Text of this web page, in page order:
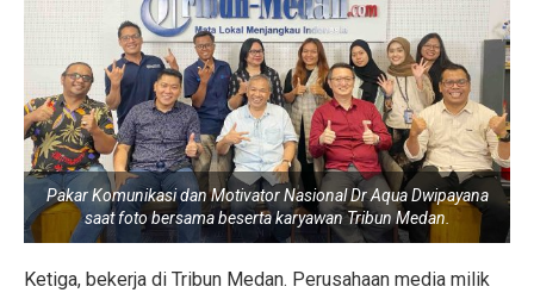
Pakar Komunikasi dan Motivator Nasional Dr Aqua Dwipayana
saat foto bersama beserta karyawan Tribun Medan.
Ketiga, bekerja di Tribun Medan. Perusahaan media milik